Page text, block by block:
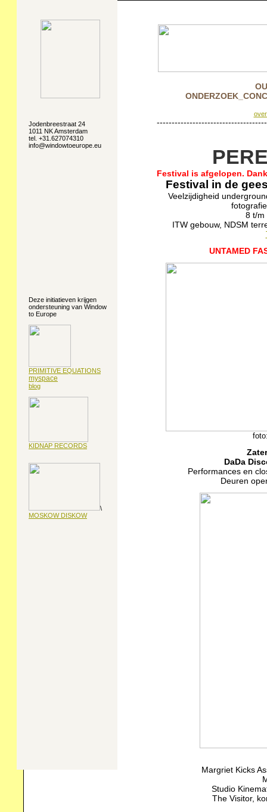
Festival is afgelopen.
Festival in de
Veelzijdigheid
8 t/m
ITW gebouw, NDSM
UNTAMED
DaDa
Performances en
Deuren
Margriet Kicks
Studio
The Visitor,
Jodenbreestraat 24
1011 NK Amsterdam
tel. +31.627074310
info@windowtoeurope.eu
Deze initiatieven krijgen
ondersteuning van Window
to Europe
PRIMITIVE EQUATIONS
myspace
blog
KIDNAP RECORDS
\
MOSKOW DISKOW